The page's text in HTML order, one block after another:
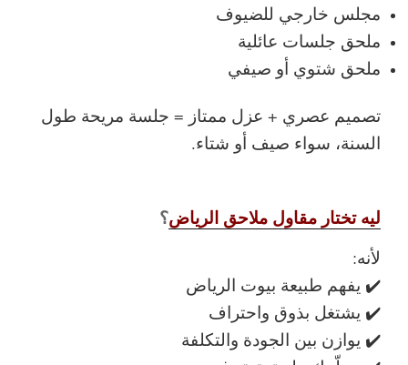
مجلس خارجي للضيوف
ملحق جلسات عائلية
ملحق شتوي أو صيفي
تصميم عصري + عزل ممتاز = جلسة مريحة طول
السنة، سواء صيف أو شتاء.
ليه تختار مقاول ملاحق الرياض؟
لأنه:
✔️ يفهم طبيعة بيوت الرياض
✔️ يشتغل بذوق واحتراف
✔️ يوازن بين الجودة والتكلفة